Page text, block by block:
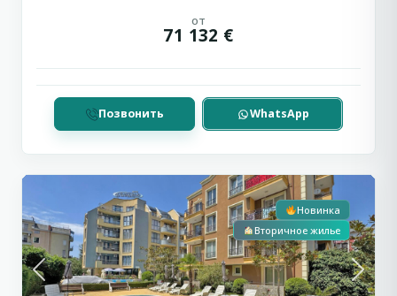
от
71 132 €
Позвонить WhatsApp
Берег
Previous Next
Новинка
Вторичное жилье